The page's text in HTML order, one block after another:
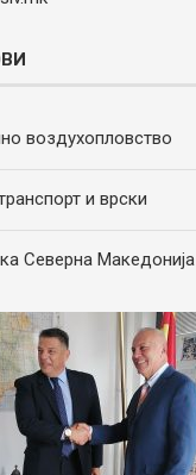
воздухопловство
и врски
Северна Македонија